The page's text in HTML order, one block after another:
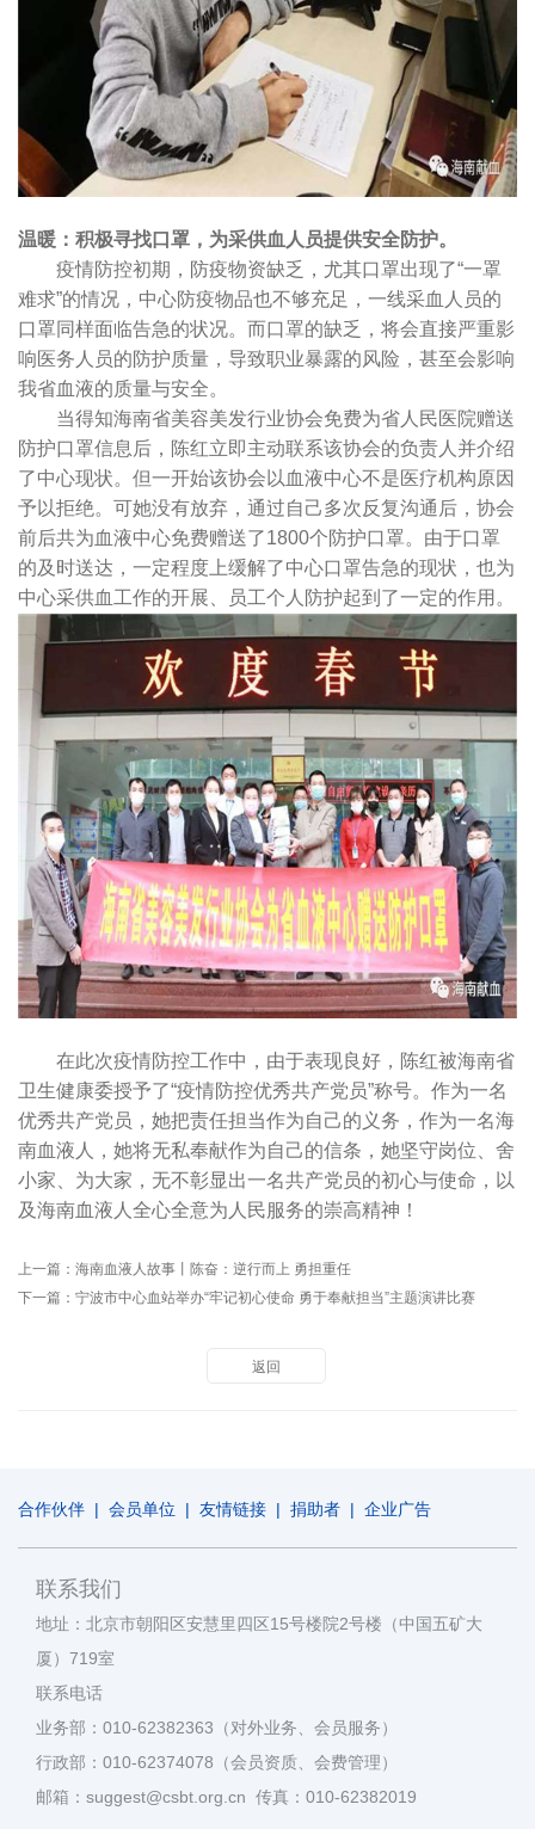
温暖：积极寻找口罩，为采供血人员提供安全防护。
疫情防控初期，防疫物资缺乏，尤其口罩出现了“一罩
难求”的情况，中心防疫物品也不够充足，一线采血人员的
口罩同样面临告急的状况。而口罩的缺乏，将会直接严重影
响医务人员的防护质量，导致职业暴露的风险，甚至会影响
我省血液的质量与安全。
当得知海南省美容美发行业协会免费为省人民医院赠送
防护口罩信息后，陈红立即主动联系该协会的负责人并介绍
了中心现状。但一开始该协会以血液中心不是医疗机构原因
予以拒绝。可她没有放弃，通过自己多次反复沟通后，协会
前后共为血液中心免费赠送了1800个防护口罩。由于口罩
的及时送达，一定程度上缓解了中心口罩告急的现状，也为
中心采供血工作的开展、员工个人防护起到了一定的作用。
在此次疫情防控工作中，由于表现良好，陈红被海南省
卫生健康委授予了“疫情防控优秀共产党员”称号。作为一名
优秀共产党员，她把责任担当作为自己的义务，作为一名海
南血液人，她将无私奉献作为自己的信条，她坚守岗位、舍
小家、为大家，无不彰显出一名共产党员的初心与使命，以
及海南血液人全心全意为人民服务的崇高精神！
上一篇： 海南血液人故事丨陈奋：逆行而上 勇担重任
下一篇： 宁波市中心血站举办“牢记初心使命 勇于奉献担当”主题演讲比赛
返回
合作伙伴 | 会员单位 | 友情链接 | 捐助者 | 企业广告
联系我们
地址：北京市朝阳区安慧里四区15号楼院2号楼（中国五矿大
厦）719室
联系电话
业务部：010-62382363（对外业务、会员服务）
行政部：010-62374078（会员资质、会费管理）
邮箱：suggest@csbt.org.cn 传真：010-62382019